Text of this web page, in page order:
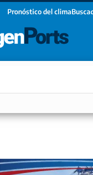
Pronóstico del clima
condiciones y